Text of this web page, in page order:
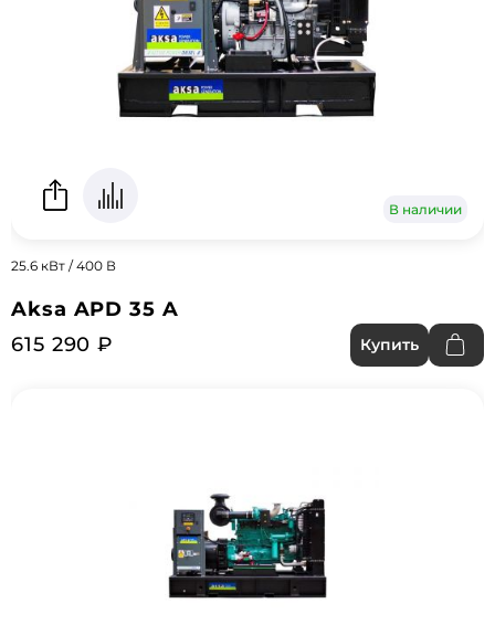
В наличии
25.6 кВт / 400 В
Aksa APD 35 A
615 290 ₽
Купить